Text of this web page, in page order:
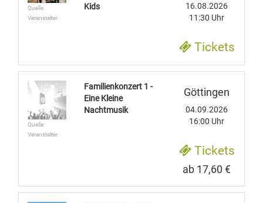
Quelle:
Veranstalter
Kids
16.08.2026
11:30 Uhr
Tickets
Quelle:
Veranstalter
Familienkonzert 1 -
Eine Kleine
Nachtmusik
Göttingen
04.09.2026
16:00 Uhr
Tickets
ab 17,60 €